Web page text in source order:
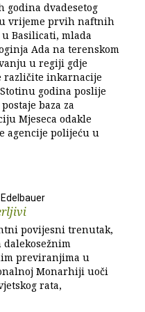
godina dvadesetog
vrijeme prvih naftnih
Basilicati, mlada
Ada na terenskom
u regiji gdje
različite inkarnacije
godina poslije
baza za
Mjeseca odakle
agencije polijeću u
povijesni trenutak,
dalekosežnim
previranjima u
Monarhiji uoči
rata,